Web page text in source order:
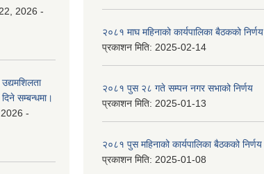
2026 -
उद्यमशिलता
सम्बन्धमा।
-
२०८१ माघ महिनाको कार्यपालिका बैठकको निर्णय
प्रकाशन मिति: 2025-02-14
२०८१ पुस २८ गते सम्प‍न नगर सभाको निर्णय
प्रकाशन मिति: 2025-01-13
२०८१ पुस महिनाको कार्यपालिका बैठकको निर्णय
प्रकाशन मिति: 2025-01-08